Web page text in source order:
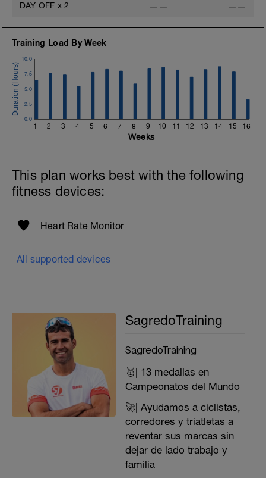
DAY OFF x 2 —— ——
Training Load By Week
1 2 3 4 5 6 7 8 9 10 11 12 13 14 15 16
0.0
2.5
5.0
7.5
10.0
Weeks
This plan works best with the following
fitness devices:
Heart Rate Monitor
All supported devices
SagredoTraining
SagredoTraining
🥇| 13 medallas en
Campeonatos del Mundo
🚀| Ayudamos a ciclistas,
corredores y triatletas a
reventar sus marcas sin
dejar de lado trabajo y
familia